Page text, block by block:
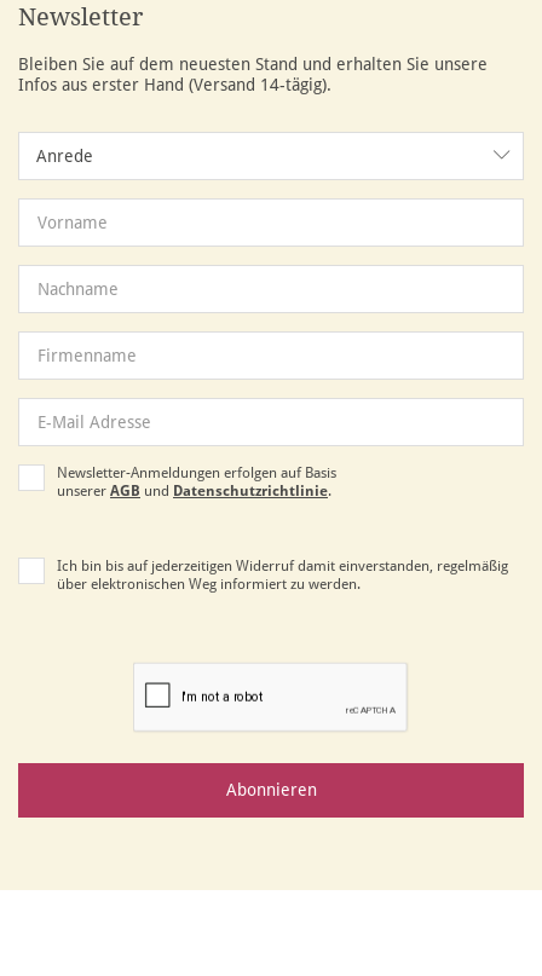
Newsletter
Bleiben Sie auf dem neuesten Stand und erhalten Sie unsere
Infos aus erster Hand (Versand 14-tägig).
Anrede
Newsletter-Anmeldungen erfolgen auf Basis
unserer AGB und Datenschutzrichtlinie.
Ich bin bis auf jederzeitigen Widerruf damit einverstanden, regelmäßig
über elektronischen Weg informiert zu werden.
Abonnieren